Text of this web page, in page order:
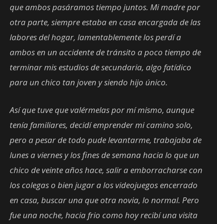
que ambos pasáramos tiempo juntos. Mi madre por
otra parte, siempre estaba en casa encargada de las
labores del hogar, lamentablemente los perdí a
ambos en un accidente de tránsito a poco tiempo de
terminar mis estudios de secundaria, algo fatídico
para un chico tan joven y siendo hijo único.
Así que tuve que valérmelas por mí mismo, aunque
tenía familiares, decidí emprender mi camino solo,
pero a pesar de todo pude levantarme, trabajaba de
lunes a viernes y los fines de semana hacia lo que un
chico de veinte años hace, salir a emborracharse con
los colegas o bien jugar a los videojuegos encerrado
en casa, buscar una que otra novia, lo normal. Pero
fue una noche, hacia frio como hoy recibí una visita